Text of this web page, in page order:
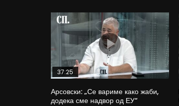
37:25
Арсовски: „Се вариме како жаби,
додека сме надвор од ЕУ“